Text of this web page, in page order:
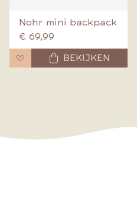
Nohr mini backpack
€ 69,99
BEKIJKEN